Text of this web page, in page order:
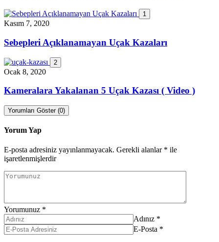
1
Kasım 7, 2020
Sebepleri Açıklanamayan Uçak Kazaları
2
Ocak 8, 2020
Kameralara Yakalanan 5 Uçak Kazası ( Video )
Yorumları Göster (0)
Yorum Yap
E-posta adresiniz yayınlanmayacak. Gerekli alanlar * ile
işaretlenmişlerdir
Yorumunuz *
Adınız *
E-Posta *